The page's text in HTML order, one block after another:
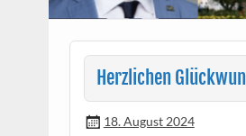
Herzlichen
18. August 2024